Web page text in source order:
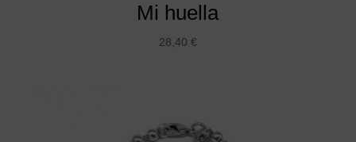
Mi huella
28,40 €